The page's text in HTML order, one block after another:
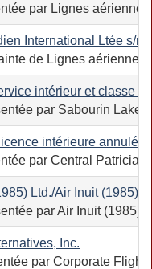
par Lignes
International Ltée s/
de Lignes
intérieur et classe
par Sabourin
intérieure
par Central Patricia
Ltd./Air Inuit (1985)
par Air Inuit
Inc.
par Corporate